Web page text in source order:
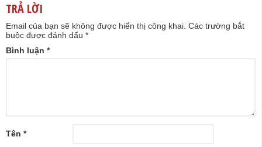
TRẢ LỜI
Email của bạn sẽ không được hiển thị công khai. Các trường bắt
buộc được đánh dấu *
Bình luận *
Tên *